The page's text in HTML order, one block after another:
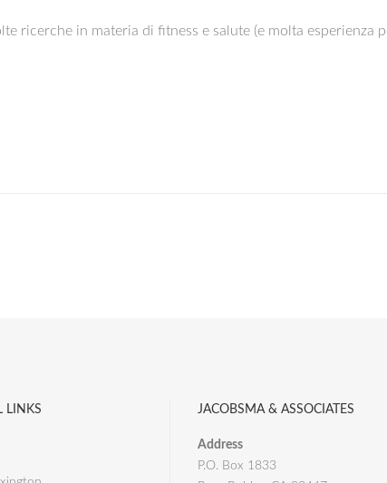
ricerche in materia di fitness e salute (e molta esperienza
LINKS JACOBSMA & ASSOCIATES
Address
P.O. Box 1833